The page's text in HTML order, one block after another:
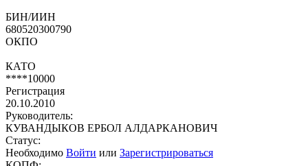
БИН/ИИН
680520300790
ОКПО
КАТО
****10000
Регистрация
20.10.2010
Руководитель:
КУВАНДЫКОВ ЕРБОЛ АЛДАРКАНОВИЧ
Статус:
Необходимо Войти или Зарегистрироваться